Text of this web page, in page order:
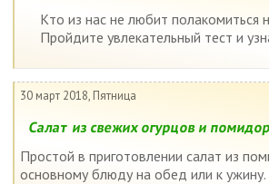
Кто из нас не любит
Пройдите увлекательный тест и
30 март 2018, Пятница
Салат из свежих огурцов и
Простой в приготовлении салат из
основному блюду на обед или к